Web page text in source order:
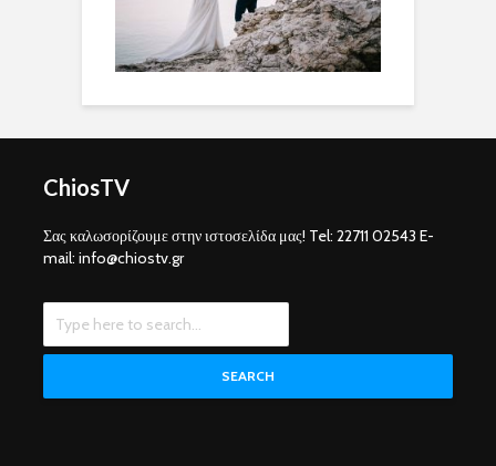
ChiosTV
Σας καλωσορίζουμε στην ιστοσελίδα μας! Tel: 22711 02543 E-
mail: info@chiostv.gr
SEARCH